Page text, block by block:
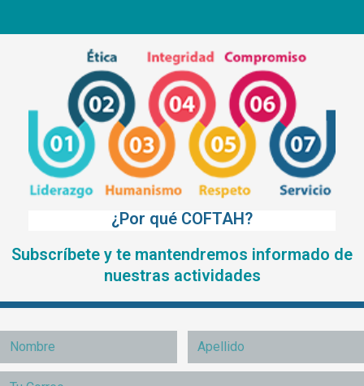
¿Por qué COFTAH?
Subscríbete y te mantendremos informado de
nuestras actividades